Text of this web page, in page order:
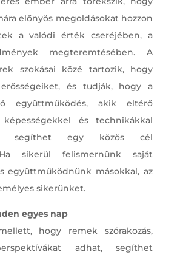
előnyös megoldásokat hozzon
a valódi érték cseréjében, a
megteremtésében. A
szokásai közé tartozik, hogy
és tudják, hogy a
együttműködés, akik eltérő
képességekkel és technikákkal
segíthet egy közös cél
sikerül felismernünk saját
együttműködnünk másokkal, az
sikerünket.
egyes nap
hogy remek szórakozás,
adhat, segíthet